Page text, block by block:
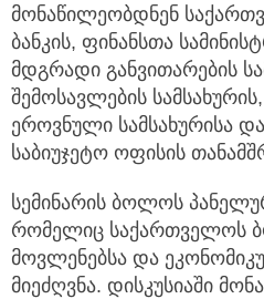
მონაწილეობდნენ
ბანკის, ფინანსთა
მდგრადი განვითარების
შემოსავლების
ეროვნული სამსახურისა
საბიუჯეტო ოფისის
სემინარის ბოლოს
რომელიც საქართველოს
მოვლენებსა და
მიეძღვნა. დისკუსიაში